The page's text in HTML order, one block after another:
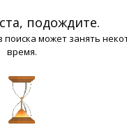
подождите.
может занять
время.